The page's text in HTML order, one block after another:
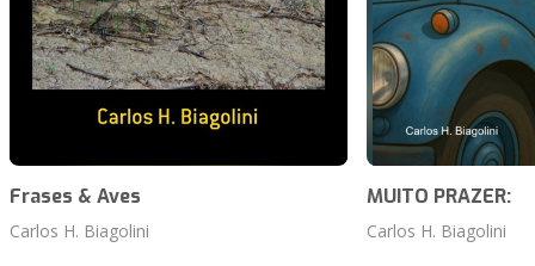
Frases & Aves
Carlos H. Biagolini
MUITO PRAZER:
Carlos H. Biagolini